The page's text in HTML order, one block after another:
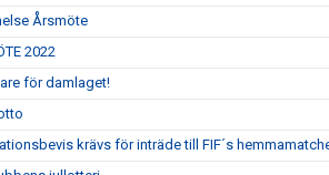
Årsmöte
2022
för damlaget!
krävs för inträde till FIF´s